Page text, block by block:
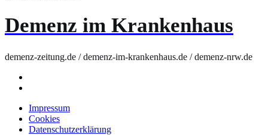
Demenz im Krankenhaus
demenz-zeitung.de / demenz-im-krankenhaus.de / demenz-nrw.de
Impressum
Cookies
Datenschutzerklärung